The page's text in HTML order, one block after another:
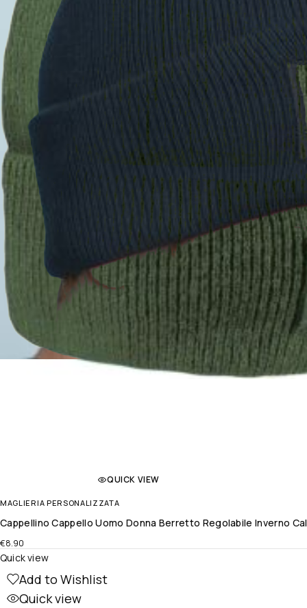
QUICK VIEW
MAGLIERIA PERSONALIZZATA
Cappellino Cappello Uomo Donna Berretto Regolabile Inverno
€8.90
Add to Wishlist
Quick view
Quick view